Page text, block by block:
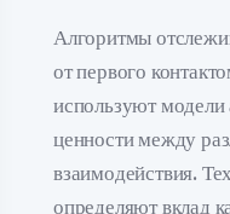
Алгоритмы
от первого
используют модели
ценности между
взаимодействия.
определяют вклад